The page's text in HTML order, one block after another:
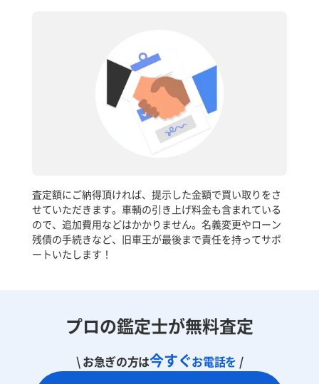
査定額にご納得頂ければ、提示した金額で買い取りをさ
せていただきます。車輌の引き上げ料金も含まれている
ので、追加費用などはかかりません。名義変更やローン
残債の手続きなど、旧車王が最後まで責任を持ってサポ
ートいたします！
プロの鑑定士が無料査定
\ お急ぎの方は今すぐお電話を /